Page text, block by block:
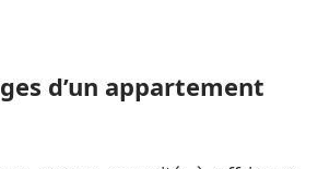
d’un appartement